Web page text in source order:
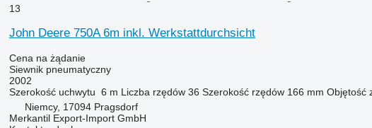
13
John Deere 750A 6m inkl. Werkstattdurchsicht
Cena na żądanie
Siewnik pneumatyczny
2002
Szerokość uchwytu 6 m Liczba rzędów 36 Szerokość rzędów 166 mm Objętość
Niemcy, 17094 Pragsdorf
Merkantil Export-Import GmbH